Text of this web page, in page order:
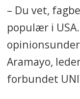
– Du vet,
populær i
Aramayo,
forbundet